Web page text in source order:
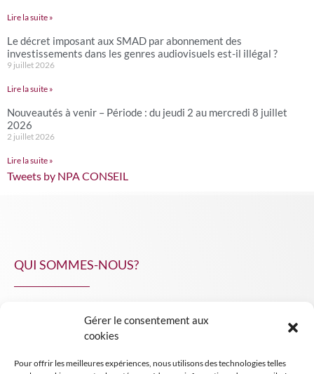
Gérer le consentement aux
cookies
Pour offrir les meilleures expériences, nous utilisons des technologies telles
Lire la suite »
Le décret imposant aux SMAD par abonnement des
investissements dans les genres audiovisuels est-il illégal ?
9 juillet 2026
Lire la suite »
Nouveautés à venir – Période : du jeudi 2 au mercredi 8 juillet
2026
2 juillet 2026
Lire la suite »
Tweets by NPA CONSEIL
QUI SOMMES-NOUS?